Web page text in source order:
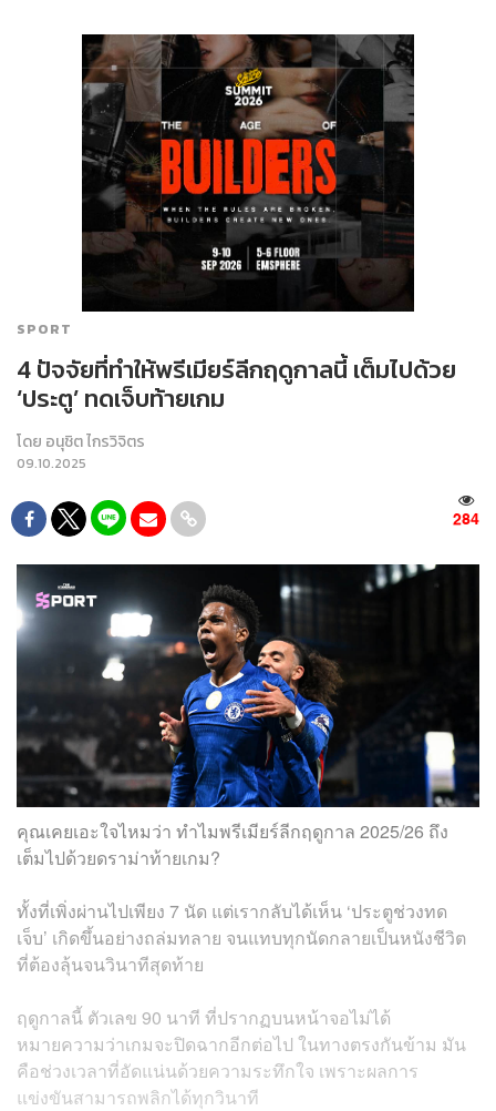
SPORT
4 ปัจจัยที่ทำให้พรีเมียร์ลีกฤดูกาลนี้ เต็มไปด้วย
‘ประตู’ ทดเจ็บท้ายเกม
โดย อนุชิต ไกรวิจิตร
09.10.2025
284
คุณเคยเอะใจไหมว่า ทำไมพรีเมียร์ลีกฤดูกาล 2025/26 ถึง
เต็มไปด้วยดราม่าท้ายเกม?
ทั้งที่เพิ่งผ่านไปเพียง 7 นัด แต่เรากลับได้เห็น ‘ประตูช่วงทด
เจ็บ’ เกิดขึ้นอย่างถล่มทลาย จนแทบทุกนัดกลายเป็นหนังชีวิต
ที่ต้องลุ้นจนวินาทีสุดท้าย
ฤดูกาลนี้ ตัวเลข 90 นาที ที่ปรากฏบนหน้าจอไม่ได้
หมายความว่าเกมจะปิดฉากอีกต่อไป ในทางตรงกันข้าม มัน
คือช่วงเวลาที่อัดแน่นด้วยความระทึกใจ เพราะผลการ
แข่งขันสามารถพลิกได้ทุกวินาที